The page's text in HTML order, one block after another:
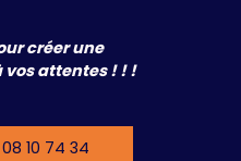
créer une
vos attentes ! ! !
10 74 34